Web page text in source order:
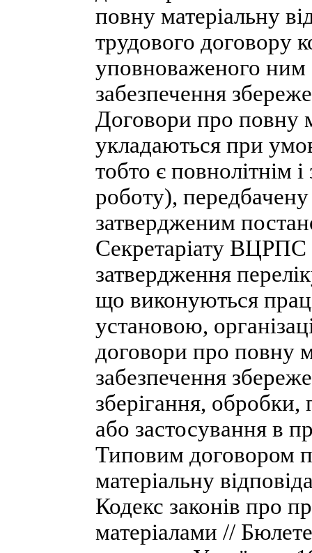
повну матеріальну
трудового договору
уповноваженого ним
забезпечення
Договори про повну
укладаються при
тобто є повнолітнім
роботу),
затвердженим
Секретаріату
затвердження
що виконуються
установою,
договори про повну
забезпечення
зберігання,
або застосування в
Типовим договором
матеріальну
Кодекс законів про
матеріалами //